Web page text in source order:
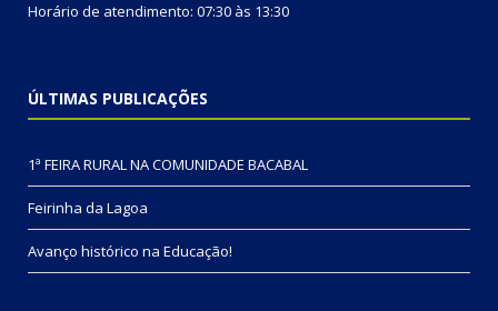
Horário de atendimento: 07:30 às 13:30
ÚLTIMAS PUBLICAÇÕES
1ª FEIRA RURAL NA COMUNIDADE BACABAL
Feirinha da Lagoa
Avanço histórico na Educação!